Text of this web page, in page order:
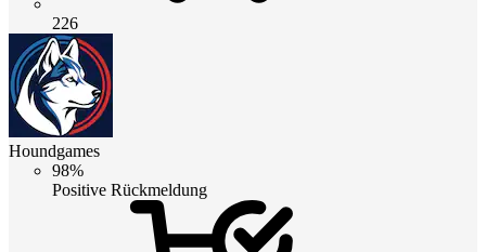
226
Houndgames
98%
Positive Rückmeldung